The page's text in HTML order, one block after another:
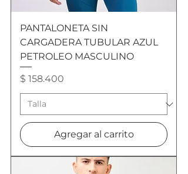
PANTALONETA SIN
CARGADERA TUBULAR AZUL
PETROLEO MASCULINO
Precio
$ 158.400
Agregar al carrito